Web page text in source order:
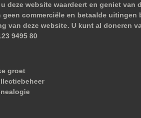
deze website waardeert en geniet
commerciële en betaalde
van deze website. U kunt al doneren
9495 80
groet